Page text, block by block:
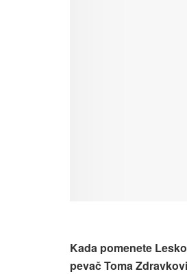
Kada pomenete
pevač Toma